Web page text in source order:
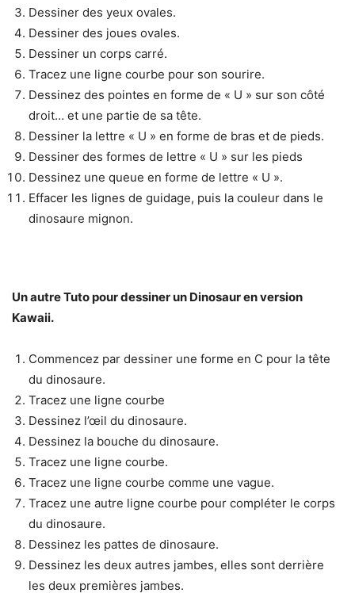
Dessiner des yeux ovales.
Dessiner des joues ovales.
Dessiner un corps carré.
Tracez une ligne courbe pour son sourire.
Dessinez des pointes en forme de « U » sur son côté
droit… et une partie de sa tête.
Dessiner la lettre « U » en forme de bras et de pieds.
Dessiner des formes de lettre « U » sur les pieds
Dessinez une queue en forme de lettre « U ».
Effacer les lignes de guidage, puis la couleur dans le
dinosaure mignon.
Un autre Tuto pour dessiner un Dinosaur en version
Kawaii.
Commencez par dessiner une forme en C pour la tête
du dinosaure.
Tracez une ligne courbe
Dessinez l’œil du dinosaure.
Dessinez la bouche du dinosaure.
Tracez une ligne courbe.
Tracez une ligne courbe comme une vague.
Tracez une autre ligne courbe pour compléter le corps
du dinosaure.
Dessinez les pattes de dinosaure.
Dessinez les deux autres jambes, elles sont derrière
les deux premières jambes.